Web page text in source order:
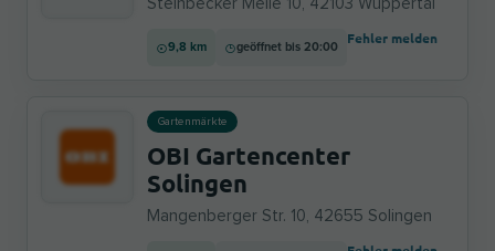
Steinbecker Meile 10, 42103 Wuppertal
9,8 km geöffnet bis 20:00
Fehler melden
Gartenmärkte
OBI Gartencenter
Solingen
Mangenberger Str. 10, 42655 Solingen